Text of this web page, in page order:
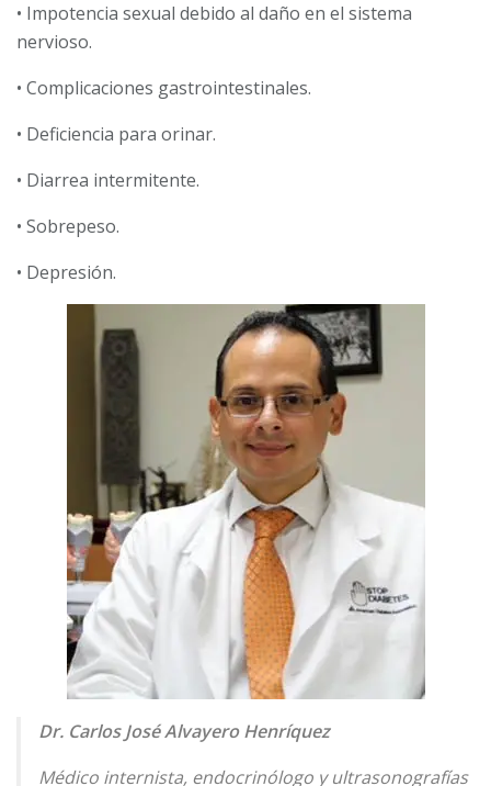
• Impotencia sexual debido al daño en el sistema
nervioso.
• Complicaciones gastrointestinales.
• Deficiencia para orinar.
• Diarrea intermitente.
• Sobrepeso.
• Depresión.
Dr. Carlos José Alvayero Henríquez
Médico internista, endocrinólogo y ultrasonografías